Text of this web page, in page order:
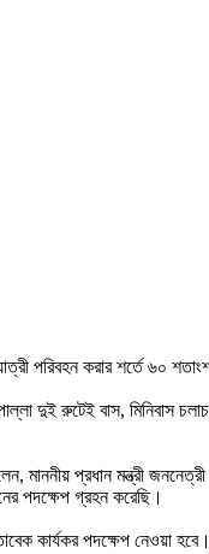
পরিবহন করার শর্তে ৬০
দুই রুটেই বাস,
মাননীয় প্রধান মন্ত্রী
পদক্ষেপ গ্রহন করেছি।
কার্যকর পদক্ষেপ নেওয়া হবে।